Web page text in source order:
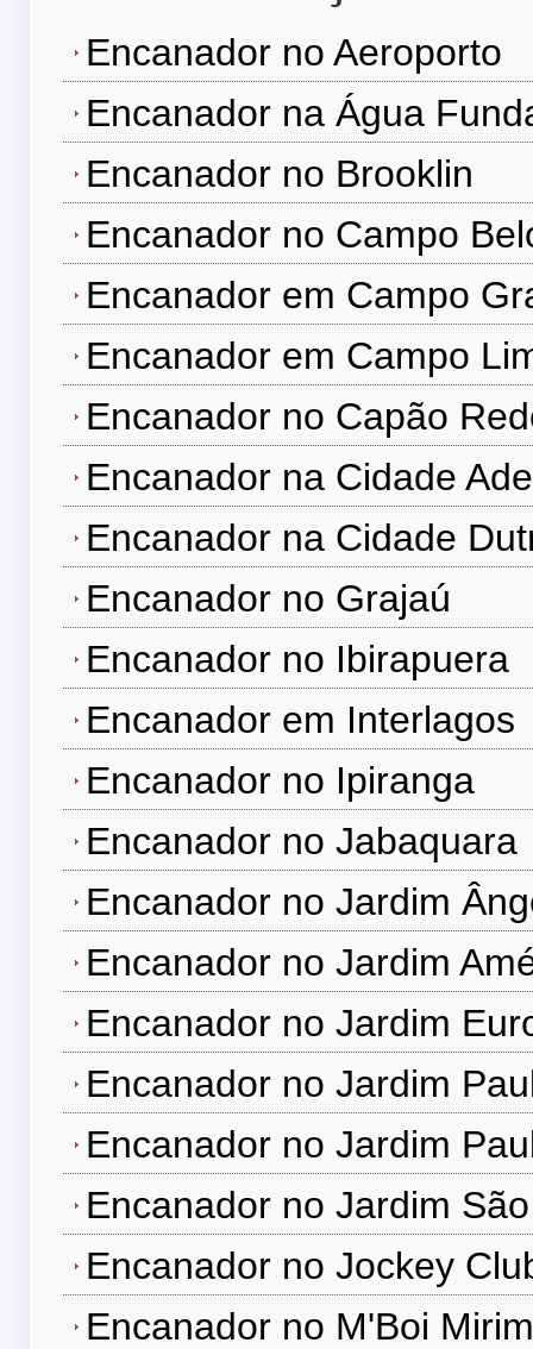
Encanador no Aeroporto
Encanador na Água
Encanador no Brooklin
Encanador no Campo
Encanador em Campo
Encanador em Campo
Encanador no Capão
Encanador na Cidade
Encanador na Cidade
Encanador no Grajaú
Encanador no Ibirapuera
Encanador em Interlagos
Encanador no Ipiranga
Encanador no Jabaquara
Encanador no Jardim
Encanador no Jardim
Encanador no Jardim
Encanador no Jardim
Encanador no Jardim
Encanador no Jardim
Encanador no Jockey
Encanador no M'Boi